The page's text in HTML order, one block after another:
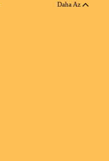
Daha Az